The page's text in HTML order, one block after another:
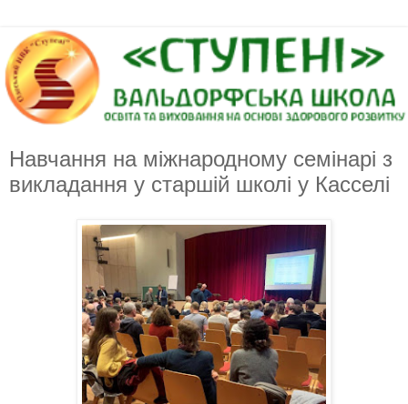
Навчання на міжнародному семінарі з
викладання у старшій школі у Касселі